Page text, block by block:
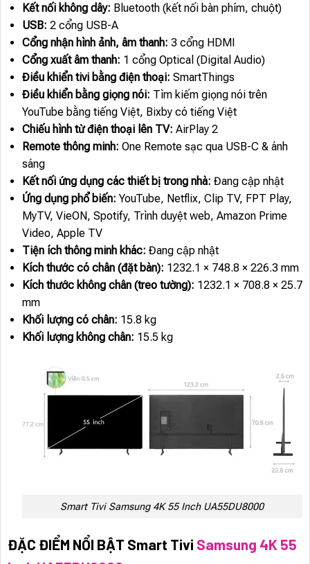
Kết nối không dây: Bluetooth (kết nối bàn phím, chuột)
USB: 2 cổng USB-A
Cổng nhận hình ảnh, âm thanh: 3 cổng HDMI
Cổng xuất âm thanh: 1 cổng Optical (Digital Audio)
Điều khiển tivi bằng điện thoại: SmartThings
Điều khiển bằng giọng nói: Tìm kiếm giọng nói trên
YouTube bằng tiếng Việt, Bixby có tiếng Việt
Chiếu hình từ điện thoại lên TV: AirPlay 2
Remote thông minh: One Remote sạc qua USB-C & ánh
sáng
Kết nối ứng dụng các thiết bị trong nhà: Đang cập nhật
Ứng dụng phổ biến: YouTube, Netflix, Clip TV, FPT Play,
MyTV, VieON, Spotify, Trình duyệt web, Amazon Prime
Video, Apple TV
Tiện ích thông minh khác: Đang cập nhật
Kích thước có chân (đặt bàn): 1232.1 × 748.8 × 226.3 mm
Kích thước không chân (treo tường): 1232.1 × 708.8 × 25.7
mm
Khối lượng có chân: 15.8 kg
Khối lượng không chân: 15.5 kg
Smart Tivi Samsung 4K 55 Inch UA55DU8000
ĐẶC ĐIỂM NỔI BẬT Smart Tivi Samsung 4K 55